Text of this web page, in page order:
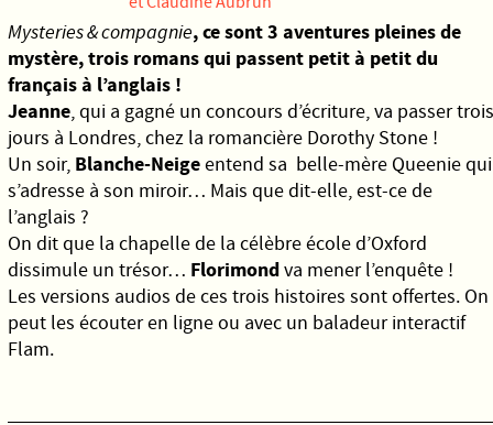
Mysteries & compagnie, ce sont 3 aventures pleines de
mystère, trois romans qui passent petit à petit du
français à l’anglais !
Jeanne, qui a gagné un concours d’écriture, va passer trois
jours à Londres, chez la romancière Dorothy Stone !
Un soir, Blanche-Neigeentend sa belle-mère Queenie qui
s’adresse à son miroir… Mais que dit-elle, est-ce de
l’anglais ?
On dit que la chapelle de la célèbre école d’Oxford
dissimule un trésor… Florimondva mener l’enquête !
Les versions audios de ces trois histoires sont offertes. On
peut les écouter en ligne ou avec un baladeur interactif
Flam.